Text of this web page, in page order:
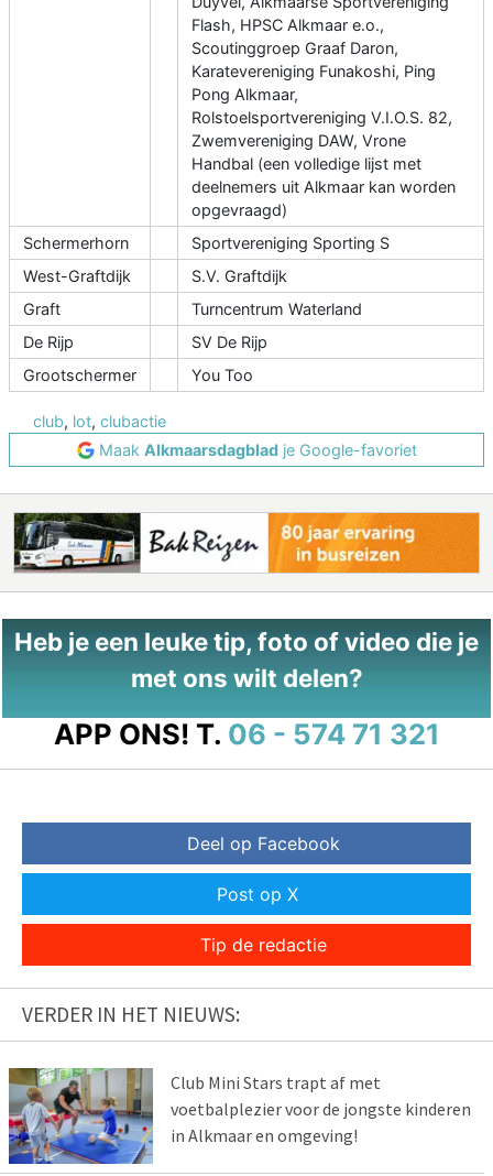
Flash, HPSC Alkmaar e.o.,
Scoutinggroep Graaf Daron,
Karatevereniging Funakoshi, Ping
Pong Alkmaar,
Rolstoelsportvereniging V.I.O.S. 82,
Zwemvereniging DAW, Vrone
Handbal (een volledige lijst met
deelnemers uit Alkmaar kan worden
opgevraagd)
Schermerhorn
Sportvereniging Sporting S
West-Graftdijk
S.V. Graftdijk
Graft
Turncentrum Waterland
De Rijp
SV De Rijp
Grootschermer
You Too
club, lot, clubactie
Maak Alkmaarsdagbladje Google-favoriet
Heb je een leuke tip, foto of video die je
met ons wilt delen?
APP ONS! T. 06 - 574 71 321
Deel op Facebook
Post op X
Tip de redactie
VERDER IN HET NIEUWS:
Club Mini Stars trapt af met
voetbalplezier voor de jongste kinderen
in Alkmaar en omgeving!